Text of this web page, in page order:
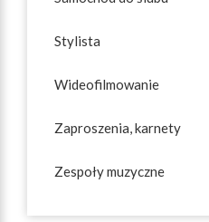
Stylista
Wideofilmowanie
Zaproszenia, karnety
Zespoły muzyczne